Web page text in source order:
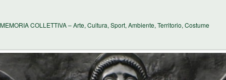
COLLETTIVA – Arte, Cultura, Sport, Ambiente, Territorio, Costume